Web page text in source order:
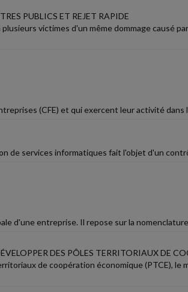
PUBLICS ET REJET RAPIDE
victimes d'un même dommage causé
(CFE) et qui exercent leur activité
de services informatiques fait l'objet d'un
d'une entreprise. Il repose sur la
DES PÔLES TERRITORIAUX DE
de coopération économique (PTCE), le